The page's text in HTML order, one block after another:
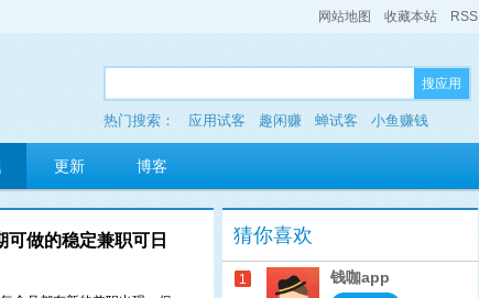
网站地图 收藏本站 RSS
搜应用
热门搜索： 应用试客 趣闲赚 蝉试客 小鱼赚钱
多玩红包
更新 博客
做的稳定兼职可日
猜你喜欢
1 钱咖app